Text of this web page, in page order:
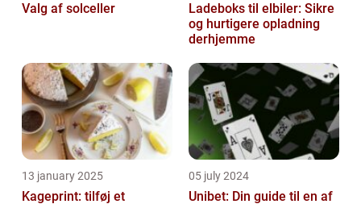
Valg af solceller
Ladeboks til elbiler: Sikre
og hurtigere opladning
derhjemme
13 january 2025
Kageprint: tilføj et
05 july 2024
Unibet: Din guide til en af